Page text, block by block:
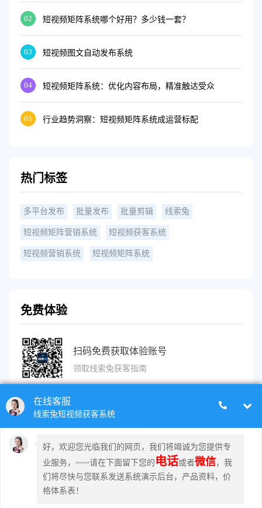
02 短视频矩阵系统哪个好用？多少钱一套？
03 短视频图文自动发布系统
04 短视频矩阵系统：优化内容布局，精准触达受众
05 行业趋势洞察：短视频矩阵系统成运营标配
热门标签
多平台发布 批量发布 批量剪辑 线索兔
短视频矩阵营销系统 短视频获客系统
短视频营销系统 短视频矩阵系统
免费体验
扫码免费获取体验账号
领取线索兔获客指南
镇江市云优网络科技有限公司 旗下品牌：线索兔
电话: 18605114547
地址: 镇江市学府路中建大厦1102室